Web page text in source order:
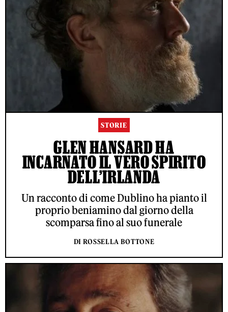
STORIE
GLEN HANSARD HA
INCARNATO IL VERO SPIRITO
DELL’IRLANDA
Un racconto di come Dublino ha pianto il
proprio beniamino dal giorno della
scomparsa fino al suo funerale
DI ROSSELLA BOTTONE